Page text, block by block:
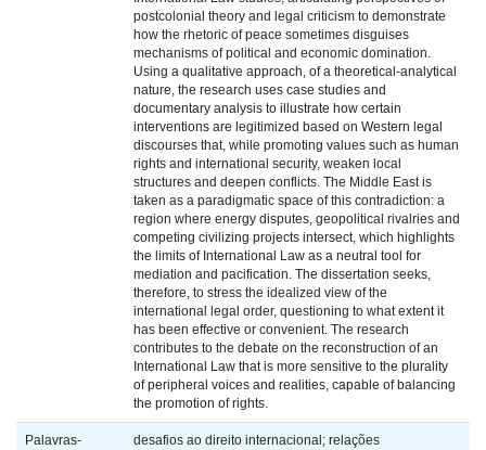
postcolonial theory and legal criticism to demonstrate
how the rhetoric of peace sometimes disguises
mechanisms of political and economic domination.
Using a qualitative approach, of a theoretical-analytical
nature, the research uses case studies and
documentary analysis to illustrate how certain
interventions are legitimized based on Western legal
discourses that, while promoting values such as human
rights and international security, weaken local
structures and deepen conflicts. The Middle East is
taken as a paradigmatic space of this contradiction: a
region where energy disputes, geopolitical rivalries and
competing civilizing projects intersect, which highlights
the limits of International Law as a neutral tool for
mediation and pacification. The dissertation seeks,
therefore, to stress the idealized view of the
international legal order, questioning to what extent it
has been effective or convenient. The research
contributes to the debate on the reconstruction of an
International Law that is more sensitive to the plurality
of peripheral voices and realities, capable of balancing
the promotion of rights.
Palavras-
desafios ao direito internacional; relações